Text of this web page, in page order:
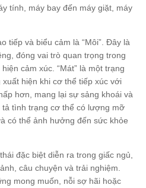
tính, máy bay đến máy giặt, máy
tiếp và biểu cảm là “Môi”. Đây là
đóng vai trò quan trọng trong
cảm xúc. “Mát” là một trạng
hiện khi cơ thể tiếp xúc với
hơn, mang lại sự sảng khoái và
tả tình trạng cơ thể có lượng mỡ
có thể ảnh hưởng đến sức khỏe
đặc biệt diễn ra trong giấc ngủ,
câu chuyện và trải nghiệm.
mong muốn, nỗi sợ hãi hoặc